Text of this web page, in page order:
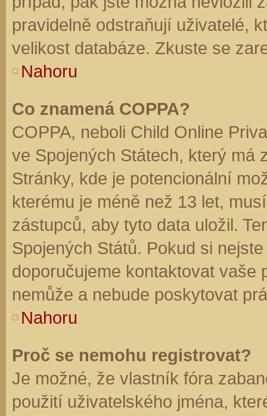
pravidelně odstraňují uživatelé,
velikost databáze. Zkuste se
Nahoru
Co znamená COPPA?
COPPA, neboli Child Online
ve Spojených Státech, který má
Stránky, kde je potencionální
kterému je méně než 13 let,
zástupců, aby tyto data uložil.
Spojených Států. Pokud si
doporučujeme kontaktovat vaše
nemůže a nebude poskytovat
Nahoru
Proč se nemohu registrovat?
Je možné, že vlastník fóra
použití uživatelského jména,